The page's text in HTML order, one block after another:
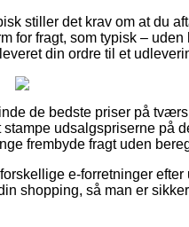
stiller det krav om at du
for fragt, som typisk –
din ordre til et
de bedste priser på
udsalgspriserne på
frembyde fragt uden
e-forretninger
shopping, så man er